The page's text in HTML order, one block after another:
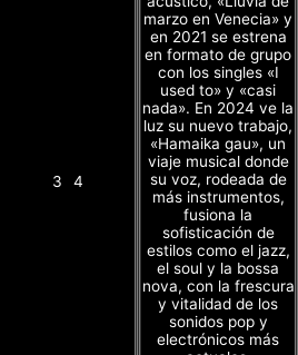
3 4
marzo en Venecia» y
en 2021 se estrena
en formato de grupo
con los singles «I
used to» y «casi
nada». En 2024 ve la
luz su nuevo trabajo,
«Hamaika gau», un
viaje musical donde
su voz, rodeada de
más instrumentos,
fusiona la
sofisticación de
estilos como el jazz,
el soul y la bossa
nova, con la frescura
y vitalidad de los
sonidos pop y
electrónicos más